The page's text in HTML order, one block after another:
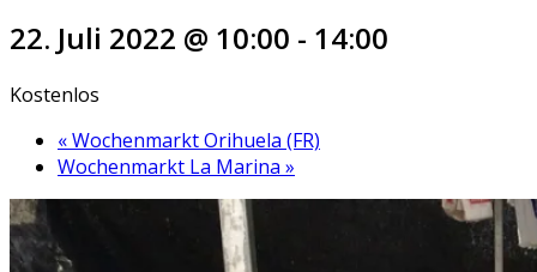
22. Juli 2022 @ 10:00 - 14:00
Kostenlos
«Wochenmarkt Orihuela (FR)
Wochenmarkt La Marina »